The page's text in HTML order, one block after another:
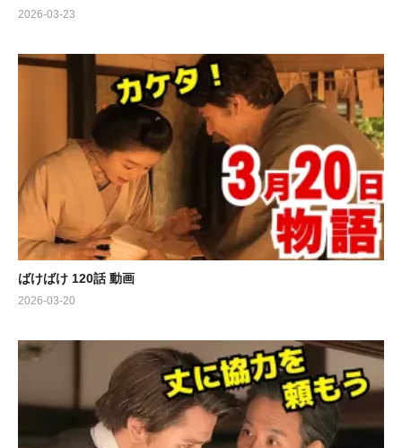
2026-03-23
ばけばけ 120話 動画
2026-03-20